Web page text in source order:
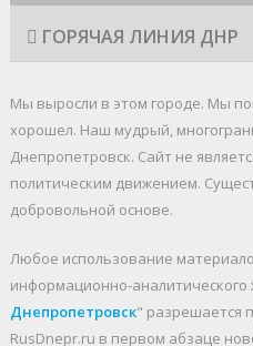
ГОРЯЧАЯ ЛИНИЯ ДНР
Мы выросли в этом городе. Мы
хорошел. Наш мудрый,
Днепропетровск. Cайт не
политическим движением.
добровольной основе.
Любое использование
информационно-аналитического
Днепропетровск" разрешается
RusDnepr.ru в первом абзаце